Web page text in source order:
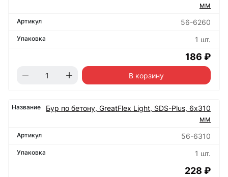
мм
56-6260
1 шт.
186 ₽
В корзину
Бур по бетону, GreatFlex Light, SDS-Plus, 6х310
мм
56-6310
1 шт.
228 ₽